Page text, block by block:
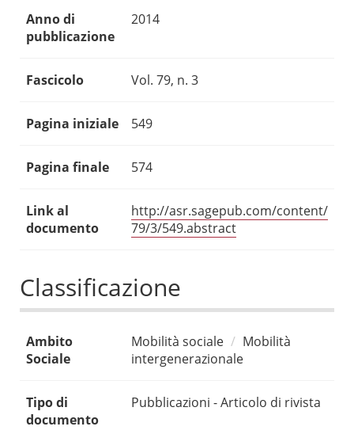
Anno di
pubblicazione
2014
Fascicolo Vol. 79, n. 3
Pagina iniziale 549
Pagina finale 574
Link al
documento
http://asr.sagepub.com/content/
79/3/549.abstract
Classificazione
Ambito
Sociale
Mobilità sociale
Mobilità
intergenerazionale
Tipo di
documento
Pubblicazioni - Articolo di rivista